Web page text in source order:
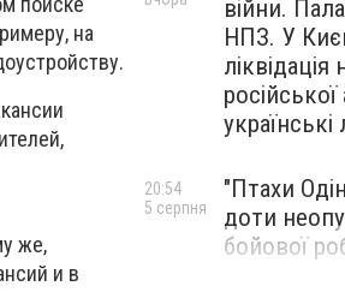
на
же,
и в
війни.
НПЗ. У
ліквідація
українські
"Птахи
доти
бойової
20:54
5 серпня